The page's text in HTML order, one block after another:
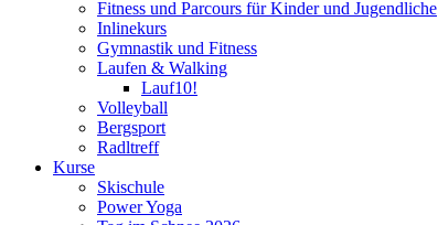
Fitness und Parcours für Kinder und Jugendliche
Inlinekurs
Gymnastik und Fitness
Laufen & Walking
Lauf10!
Volleyball
Bergsport
Radltreff
Kurse
Skischule
Power Yoga